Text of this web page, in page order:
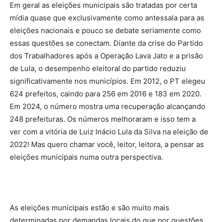
Em geral as eleições municipais são tratadas por certa
mídia quase que exclusivamente como antessala para as
eleições nacionais e pouco se debate seriamente como
essas questões se conectam. Diante da crise do Partido
dos Trabalhadores após a Operação Lava Jato e a prisão
de Lula, o desempenho eleitoral do partido reduziu
significativamente nos municípios. Em 2012, o PT elegeu
624 prefeitos, caindo para 256 em 2016 e 183 em 2020.
Em 2024, o número mostra uma recuperação alcançando
248 prefeituras. Os números melhoraram e isso tem a
ver com a vitória de Luiz Inácio Lula da Silva na eleição de
2022! Mas quero chamar você, leitor, leitora, a pensar as
eleições municipais numa outra perspectiva.
As eleições municipais estão e são muito mais